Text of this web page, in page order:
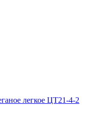
легкое ЦТ21-4-2